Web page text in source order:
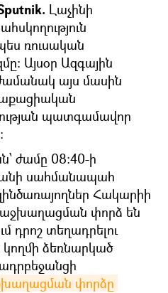
Լաչինի
ռուսական
Այսօր Ազգային
այս մասին
պատգամավոր
ժամը 08:40-ի
սահմանապահ
Հակարիի
փորձ են
դրոշ տեղադրելու
ձեռնարկած
ադրբեջանցի
փորձը